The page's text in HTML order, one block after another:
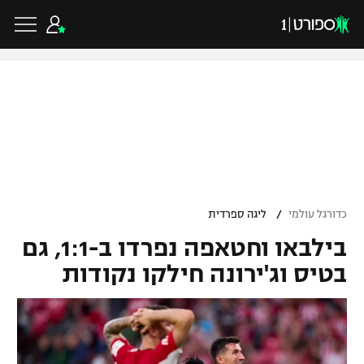
גביע הטוטו
ליגיונרים
גביע המדינה
ליגת האלופות
ליגה אירופית
ליגה אנגלית
כדורסל ישראלי
ליגת ווינר סל
ליגה לאומית
כדורסל עולמי
NBA
כדורגל עולמי / ליגה ספרדית
בילבאו וחטאפה נפרדו ב-1:1, גם
בטיס וג'ירונה חילקו נקודות